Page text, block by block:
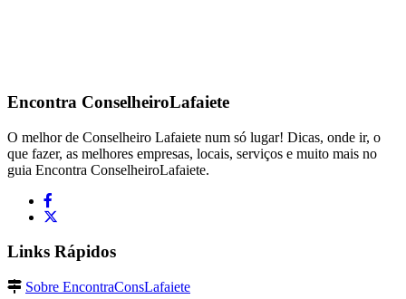
Encontra ConselheiroLafaiete
O melhor de Conselheiro Lafaiete num só lugar! Dicas, onde ir, o
que fazer, as melhores empresas, locais, serviços e muito mais no
guia Encontra ConselheiroLafaiete.
Links Rápidos
Sobre EncontraConsLafaiete